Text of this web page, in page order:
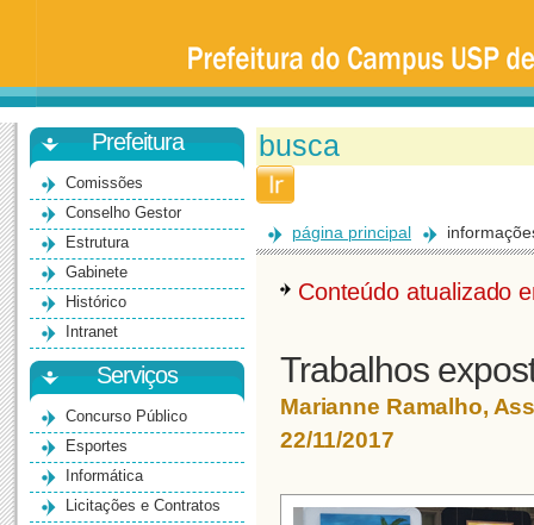
Universidade
São
Paulo
-
BauruPrefeitura
Comissões
Conselho Gestor
Estrutura
Gabinete
Histórico
Intranet
Serviços
Concurso Público
Esportes
Informática
Licitações e Contratos
página principal
Conteúdo atualizado
Trabalhos
Marianne Ramalho,
22/11/2017